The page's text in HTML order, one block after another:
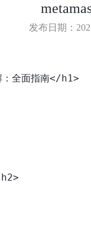
发布日期：
全面指南</h1>